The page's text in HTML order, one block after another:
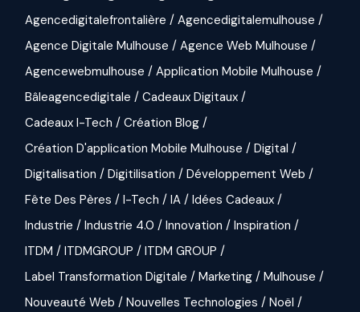
Agencedigitalefrontalière
Agencedigitalemulhouse
Agence Digitale Mulhouse
Agence Web Mulhouse
Agencewebmulhouse
Application Mobile Mulhouse
Bâleagencedigitale
Cadeaux Digitaux
Cadeaux I-Tech
Création Blog
Création D'application Mobile Mulhouse
Digital
Digitalisation
Digitilisation
Développement Web
Fête Des Pères
I-Tech IA
Idées Cadeaux
Industrie
Industrie 4.0 Innovation
Inspiration
ITDM
ITDMGROUP
ITDM GROUP
Label Transformation Digitale
Marketing
Mulhouse
Nouveauté Web
Nouvelles Technologies
Noël